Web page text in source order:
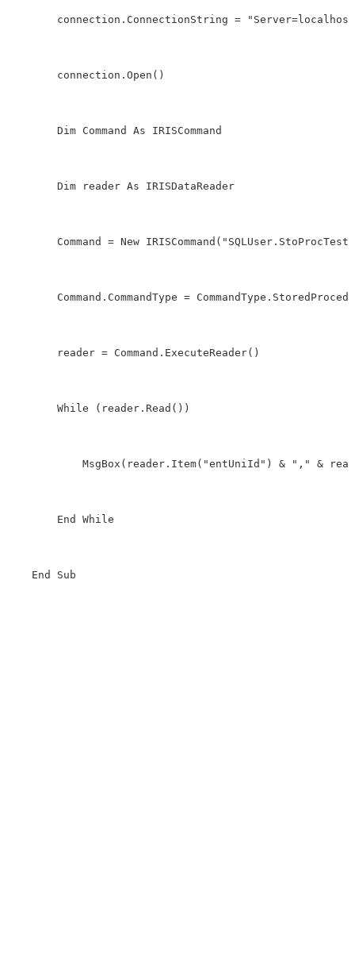
connection . ConnectionString =
connection . Open ()
Dim Command As IRISCommand
Dim reader As IRISDataReader
Command = New IRISCommand (
Command . CommandType = CommandType .
reader = Command . ExecuteReader()
While ( reader . Read ())
MsgBox ( reader . Item( "entUniId" ) & "," &
End While
End Sub